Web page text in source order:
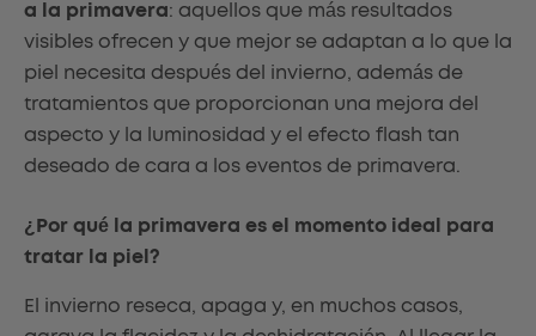
a la primavera: aquellos que más resultados
visibles ofrecen y que mejor se adaptan a lo que la
piel necesita después del invierno, además de
tratamientos que proporcionan una mejora del
aspecto y la luminosidad y el efecto flash tan
deseado de cara a los eventos de primavera.
¿Por qué la primavera es el momento ideal para
tratar la piel?
El invierno reseca, apaga y, en muchos casos,